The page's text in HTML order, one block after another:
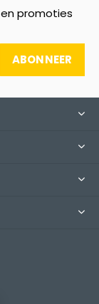
promoties
ABONNEER